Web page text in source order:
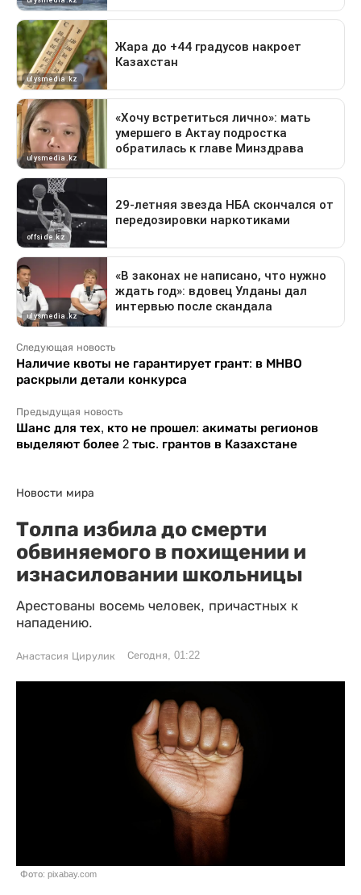
Следующая новость
Наличие квоты не гарантирует грант: в МНВО
раскрыли детали конкурса
Предыдущая новость
Шанс для тех, кто не прошел: акиматы регионов
выделяют более 2 тыс. грантов в Казахстане
Новости мира
Толпа избила до смерти
обвиняемого в похищении и
изнасиловании школьницы
Арестованы восемь человек, причастных к
нападению.
Анастасия Цирулик Сегодня, 01:22
Фото: pixabay.com